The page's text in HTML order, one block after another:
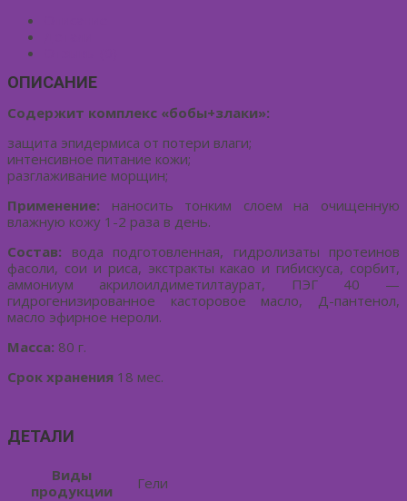
ОПИСАНИЕ
Содержит комплекс «бобы+злаки»:
защита эпидермиса от потери влаги;
интенсивное питание кожи;
разглаживание морщин;
Применение: наносить тонким слоем на очищенную
влажную кожу 1-2 раза в день.
Состав: вода подготовленная, гидролизаты протеинов
фасоли, сои и риса, экстракты какао и гибискуса, сорбит,
аммониум акрилоилдиметилтаурат, ПЭГ 40 —
гидрогенизированное касторовое масло, Д-пантенол,
масло эфирное нероли.
Масса: 80 г.
Срок хранения 18 мес.
ДЕТАЛИ
Виды
продукции
Гели